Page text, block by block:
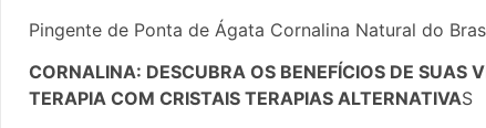
Pingente de Ponta de Ágata Cornalina Natural do
CORNALINA: DESCUBRA OS BENEFÍCIOS DE SUAS
TERAPIA COM CRISTAIS TERAPIAS ALTERNATIVAS